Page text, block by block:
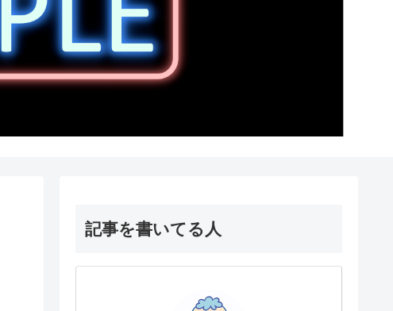
記事を書いてる人